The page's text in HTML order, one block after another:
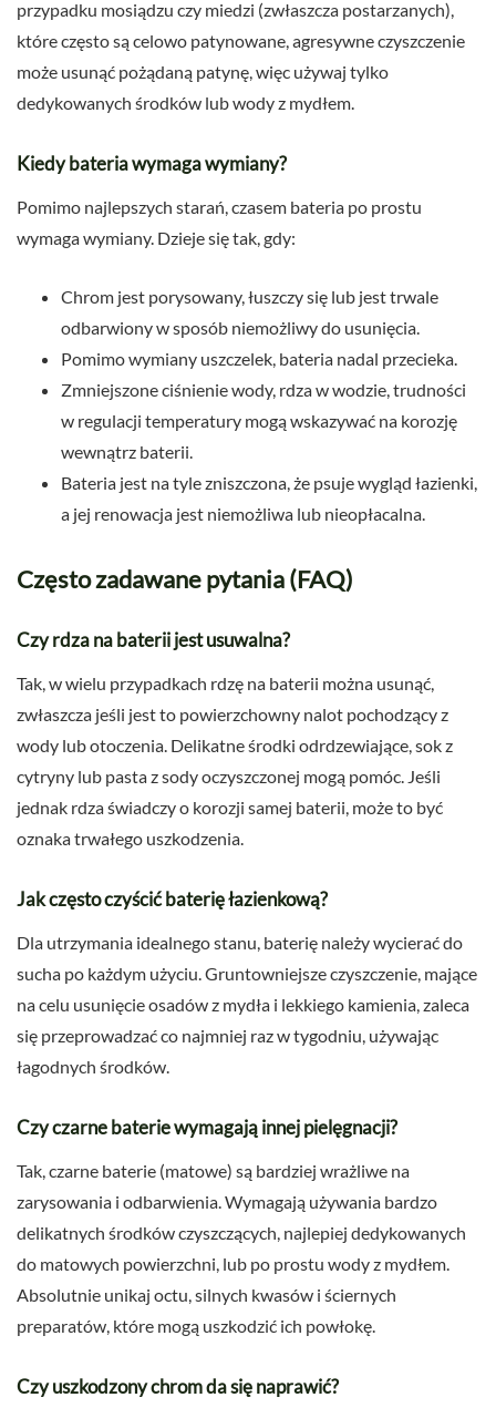
przypadku mosiądzu czy miedzi (zwłaszcza postarzanych),
które często są celowo patynowane, agresywne czyszczenie
może usunąć pożądaną patynę, więc używaj tylko
dedykowanych środków lub wody z mydłem.
Kiedy bateria wymaga wymiany?
Pomimo najlepszych starań, czasem bateria po prostu
wymaga wymiany. Dzieje się tak, gdy:
Chrom jest porysowany, łuszczy się lub jest trwale
odbarwiony w sposób niemożliwy do usunięcia.
Pomimo wymiany uszczelek, bateria nadal przecieka.
Zmniejszone ciśnienie wody, rdza w wodzie, trudności
w regulacji temperatury mogą wskazywać na korozję
wewnątrz baterii.
Bateria jest na tyle zniszczona, że psuje wygląd łazienki,
a jej renowacja jest niemożliwa lub nieopłacalna.
Często zadawane pytania (FAQ)
Czy rdza na baterii jest usuwalna?
Tak, w wielu przypadkach rdzę na baterii można usunąć,
zwłaszcza jeśli jest to powierzchowny nalot pochodzący z
wody lub otoczenia. Delikatne środki odrdzewiające, sok z
cytryny lub pasta z sody oczyszczonej mogą pomóc. Jeśli
jednak rdza świadczy o korozji samej baterii, może to być
oznaka trwałego uszkodzenia.
Jak często czyścić baterię łazienkową?
Dla utrzymania idealnego stanu, baterię należy wycierać do
sucha po każdym użyciu. Gruntowniejsze czyszczenie, mające
na celu usunięcie osadów z mydła i lekkiego kamienia, zaleca
się przeprowadzać co najmniej raz w tygodniu, używając
łagodnych środków.
Czy czarne baterie wymagają innej pielęgnacji?
Tak, czarne baterie (matowe) są bardziej wrażliwe na
zarysowania i odbarwienia. Wymagają używania bardzo
delikatnych środków czyszczących, najlepiej dedykowanych
do matowych powierzchni, lub po prostu wody z mydłem.
Absolutnie unikaj octu, silnych kwasów i ściernych
preparatów, które mogą uszkodzić ich powłokę.
Czy uszkodzony chrom da się naprawić?